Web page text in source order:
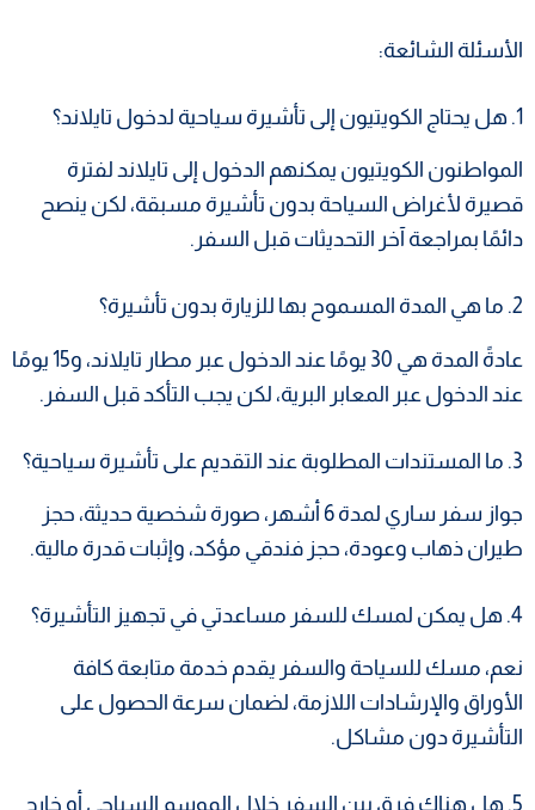
الأسئلة الشائعة:
1. هل يحتاج الكويتيون إلى تأشيرة سياحية لدخول تايلاند؟
المواطنون الكويتيون يمكنهم الدخول إلى تايلاند لفترة
قصيرة لأغراض السياحة بدون تأشيرة مسبقة، لكن ينصح
دائمًا بمراجعة آخر التحديثات قبل السفر.
2. ما هي المدة المسموح بها للزيارة بدون تأشيرة؟
عادةً المدة هي 30 يومًا عند الدخول عبر مطار تايلاند، و15 يومًا
عند الدخول عبر المعابر البرية، لكن يجب التأكد قبل السفر.
3. ما المستندات المطلوبة عند التقديم على تأشيرة سياحية؟
جواز سفر ساري لمدة 6 أشهر، صورة شخصية حديثة، حجز
طيران ذهاب وعودة، حجز فندقي مؤكد، وإثبات قدرة مالية.
4. هل يمكن لمسك للسفر مساعدتي في تجهيز التأشيرة؟
نعم، مسك للسياحة والسفر يقدم خدمة متابعة كافة
الأوراق والإرشادات اللازمة، لضمان سرعة الحصول على
التأشيرة دون مشاكل.
5. هل هناك فرق بين السفر خلال الموسم السياحي أو خارج